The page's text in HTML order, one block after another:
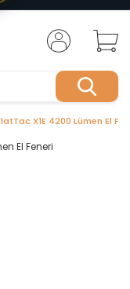
X1E 4200 Lümen El